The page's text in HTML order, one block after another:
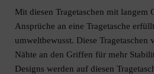
Mit diesen Tragetaschen mit langem
Ansprüche an eine Tragetasche
umweltbewusst. Diese Tragetaschen
Nähte an den Griffen für mehr
Designs werden auf diesen